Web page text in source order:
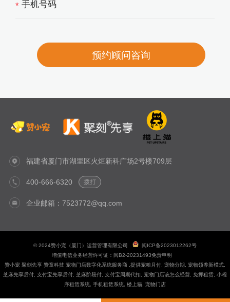
*
福建省厦门市湖里区火炬新科广场2号楼709层
400-666-6320 拨打
企业邮箱：7523772@qq.com
© 2024赞小宠（厦门）运营管理有限公司
闽ICP备2023012262号
增值电信业务经营许可证：闽B2-20231493免责申明
赞小宠 聚刻先享 赞童科技 宠物门店数字化系统服务商 ,提供宠粮月付 宠物分期 宠物领养新模式
芝麻先享后付 支付宝先享后付 芝麻阶段付 支付宝周期代扣 宠物门店该怎么经营 免押租赁 小程
序租赁系统 手机租赁系统 楼上猫 宠物门店